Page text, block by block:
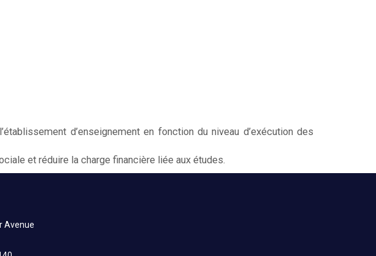
d’enseignement en fonction du niveau d’exécution des
et réduire la charge financière liée aux études.
Avenue